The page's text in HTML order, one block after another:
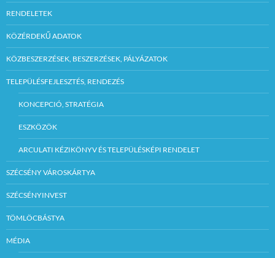
RENDELETEK
KÖZÉRDEKŰ ADATOK
KÖZBESZERZÉSEK, BESZERZÉSEK, PÁLYÁZATOK
TELEPÜLÉSFEJLESZTÉS, RENDEZÉS
KONCEPCIÓ, STRATÉGIA
ESZKÖZÖK
ARCULATI KÉZIKÖNYV ÉS TELEPÜLÉSKÉPI RENDELET
SZÉCSÉNY VÁROSKÁRTYA
SZÉCSÉNYINVEST
TÖMLÖCBÁSTYA
MÉDIA